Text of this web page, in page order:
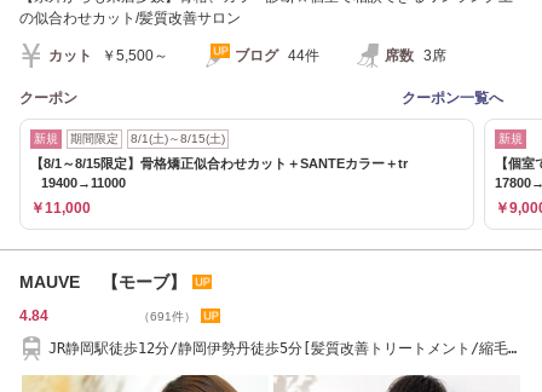
の似合わせカット/髪質改善サロン
カット ￥5,500～ ブログ 44件 席数 3席
クーポン クーポン一覧へ
新規 期間限定 8/1(土)～8/15(土)
【8/1～8/15限定】骨格矯正似合わせカット＋SANTEカラー＋tr
19400→11000
￥11,000
新規
【個
￥
MAUVE 【モーブ】
4.84 （691件）
JR静岡駅徒歩12分/静岡伊勢丹徒歩5分[髪質改善トリートメント/縮毛矯